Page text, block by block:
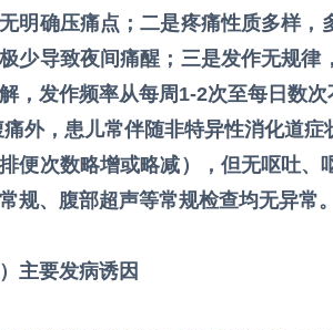
明确压痛点；二是疼痛性质多样
少导致夜间痛醒；三是发作无规
，发作频率从每周1-2次至每日数次
痛外，患儿常伴随非特异性消化道
排便次数略增或略减），但无呕吐
规、腹部超声等常规检查均无异常。
）主要发病诱因